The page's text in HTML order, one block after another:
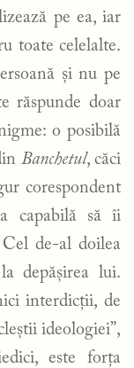
pe ea, iar
toate celelalte.
și nu pe
răspunde doar
o posibilă
Banchetul, căci
corespondent
capabilă să îi
Cel de-al doilea
depășirea lui.
interdicții, de
ideologiei”,
este forța